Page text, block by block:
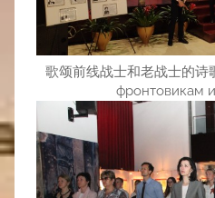
歌颂前线战士和老战士的
фронтовикам